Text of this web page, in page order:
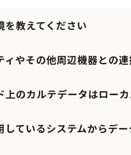
を教えてください
ィやその他周辺機器との
上のカルテデータはロー
しているシステムからデ